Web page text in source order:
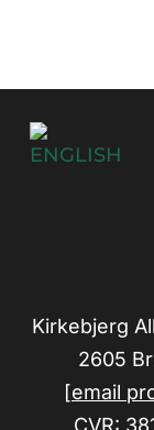
Kirkebjerg
2605
[email